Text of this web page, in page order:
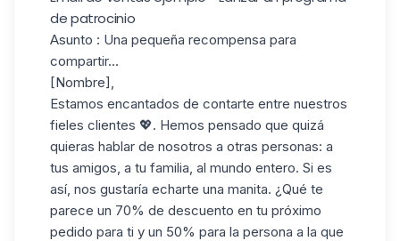
de patrocinio
Asunto : Una pequeña recompensa para
compartir...
[Nombre],
Estamos encantados de contarte entre nuestros
fieles clientes 💖. Hemos pensado que quizá
quieras hablar de nosotros a otras personas: a
tus amigos, a tu familia, al mundo entero. Si es
así, nos gustaría echarte una manita. ¿Qué te
parece un 70% de descuento en tu próximo
pedido para ti y un 50% para la persona a la que